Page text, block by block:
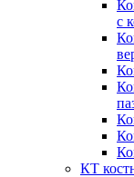
с
КТ